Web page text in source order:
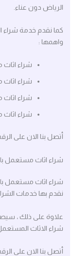
الرياض دون عناء.
كما نقدم خدمة شراء
واهمها :
شراء
شراء اثاث
شراء
شراء
أتصل بنا الان على
شراء اثاث مستعمل
شراء اثاث مستعمل
نقدم بها خدمات
علاوة على ذلك ،
شراء الاثاث
أتصل بنا الان على